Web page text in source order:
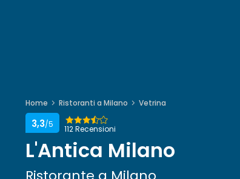
Home Ristoranti a Milano Vetrina
112 Recensioni
3,3/5
L'Antica Milano